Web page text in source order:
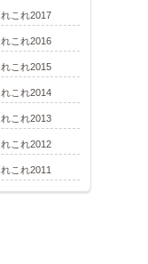
これ2017
これ2016
これ2015
これ2014
これ2013
これ2012
これ2011